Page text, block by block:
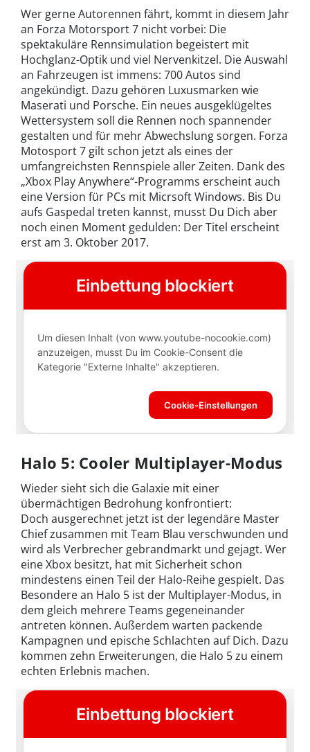
Wer gerne Autorennen fährt, kommt in diesem Jahr
an Forza Motorsport 7 nicht vorbei: Die
spektakuläre Rennsimulation begeistert mit
Hochglanz-Optik und viel Nervenkitzel. Die Auswahl
an Fahrzeugen ist immens: 700 Autos sind
angekündigt. Dazu gehören Luxusmarken wie
Maserati und Porsche. Ein neues ausgeklügeltes
Wettersystem soll die Rennen noch spannender
gestalten und für mehr Abwechslung sorgen. Forza
Motosport 7 gilt schon jetzt als eines der
umfangreichsten Rennspiele aller Zeiten. Dank des
„Xbox Play Anywhere“-Programms erscheint auch
eine Version für PCs mit Micrsoft Windows. Bis Du
aufs Gaspedal treten kannst, musst Du Dich aber
noch einen Moment gedulden: Der Titel erscheint
erst am 3. Oktober 2017.
Halo 5: Cooler Multiplayer-Modus
Wieder sieht sich die Galaxie mit einer
übermächtigen Bedrohung konfrontiert:
Doch ausgerechnet jetzt ist der legendäre Master
Chief zusammen mit Team Blau verschwunden und
wird als Verbrecher gebrandmarkt und gejagt. Wer
eine Xbox besitzt, hat mit Sicherheit schon
mindestens einen Teil der Halo-Reihe gespielt. Das
Besondere an Halo 5 ist der Multiplayer-Modus, in
dem gleich mehrere Teams gegeneinander
antreten können. Außerdem warten packende
Kampagnen und epische Schlachten auf Dich. Dazu
kommen zehn Erweiterungen, die Halo 5 zu einem
echten Erlebnis machen.